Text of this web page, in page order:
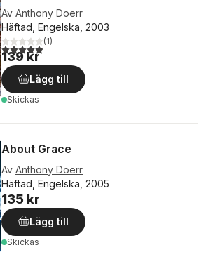
Av Anthony Doerr
Häftad, Engelska, 2003
5,0utav 5 stjärnor. Totalt antal röster:
(1)
139 kr
Lägg till
Skickas
About Grace
Av Anthony Doerr
Häftad, Engelska, 2005
135 kr
Lägg till
Skickas